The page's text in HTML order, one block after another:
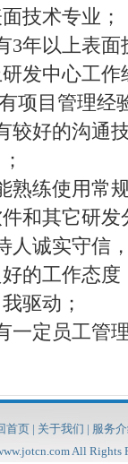
技术专业；
3年以上表
发中心工作
项目管理经
较好的沟通
熟练使用常
和其它研发
人诚实守信
的工作态
驱动；
一定员工管
首页 | 关于我们 | 服务
All Rights